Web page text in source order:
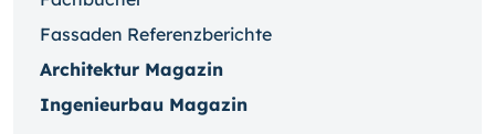
Fassaden Referenzberichte
Architektur Magazin
Ingenieurbau Magazin